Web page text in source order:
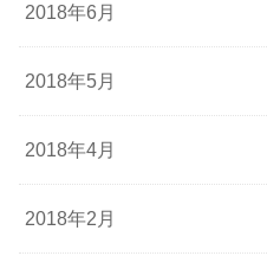
2018年6月
2018年5月
2018年4月
2018年2月